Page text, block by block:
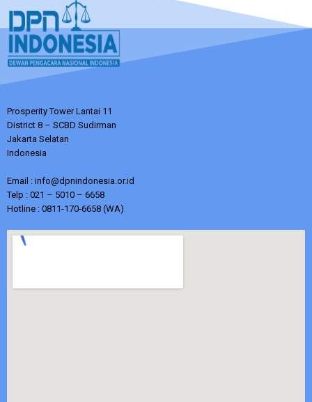
Prosperity Tower Lantai 11
District 8 – SCBD Sudirman
Jakarta Selatan
Indonesia
Email : info@dpnindonesia.or.id
Telp : 021 – 5010 – 6658
Hotline : 0811-170-6658 (WA)